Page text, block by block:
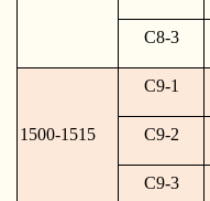
C8-3
1500-1515
C9-1
C9-2
C9-3